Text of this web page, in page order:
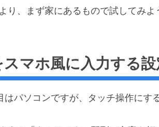
り、まず家にあるもので試してみよ
マホ風に入力する設
パソコンですが、タッチ操作にす